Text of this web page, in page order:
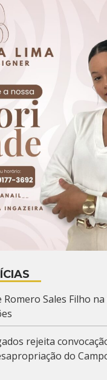
Romero Sales Filho
rejeita
do